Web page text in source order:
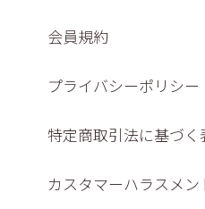
会員規約
プライバシーポリシー
特定商取引法に基づく
カスタマーハラスメ